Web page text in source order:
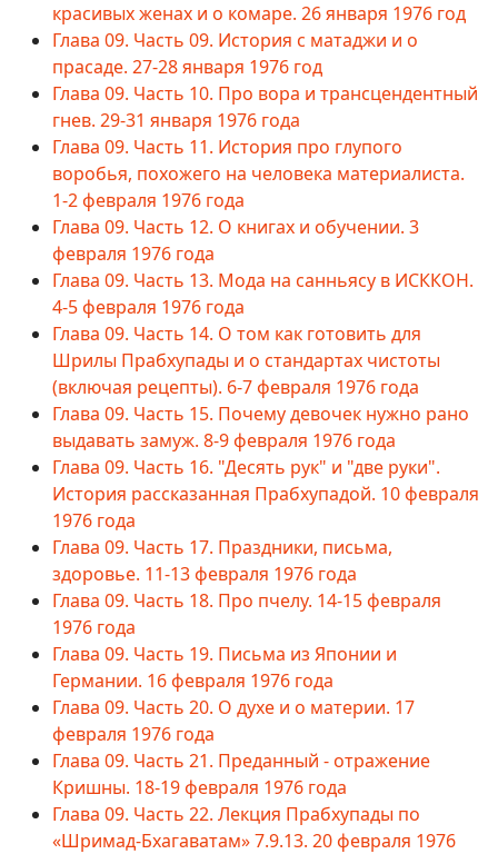
красивых женах и о комаре. 26 января 1976 год
Глава 09. Часть 09. История с матаджи и о
прасаде. 27-28 января 1976 год
Глава 09. Часть 10. Про вора и трансцендентный
гнев. 29-31 января 1976 года
Глава 09. Часть 11. История про глупого
воробья, похожего на человека материалиста.
1-2 февраля 1976 года
Глава 09. Часть 12. О книгах и обучении. 3
февраля 1976 года
Глава 09. Часть 13. Мода на санньясу в ИСККОН.
4-5 февраля 1976 года
Глава 09. Часть 14. О том как готовить для
Шрилы Прабхупады и о стандартах чистоты
(включая рецепты). 6-7 февраля 1976 года
Глава 09. Часть 15. Почему девочек нужно рано
выдавать замуж. 8-9 февраля 1976 года
Глава 09. Часть 16. "Десять рук" и "две руки".
История рассказанная Прабхупадой. 10 февраля
1976 года
Глава 09. Часть 17. Праздники, письма,
здоровье. 11-13 февраля 1976 года
Глава 09. Часть 18. Про пчелу. 14-15 февраля
1976 года
Глава 09. Часть 19. Письма из Японии и
Германии. 16 февраля 1976 года
Глава 09. Часть 20. О духе и о материи. 17
февраля 1976 года
Глава 09. Часть 21. Преданный - отражение
Кришны. 18-19 февраля 1976 года
Глава 09. Часть 22. Лекция Прабхупады по
«Шримад-Бхагаватам» 7.9.13. 20 февраля 1976